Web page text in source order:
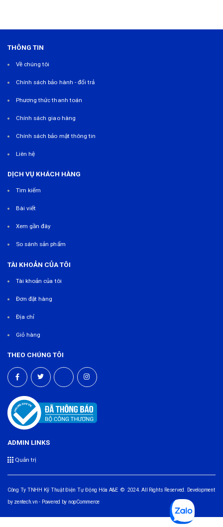
THÔNG TIN
Về chúng tôi
Chính sách bảo hành - đổi trả
Phương thức thanh toán
Chính sách giao hàng
Chính sách bảo mật thông tin
Liên hệ
DỊCH VỤ KHÁCH HÀNG
Tìm kiếm
Bài viết
Xem gần đây
So sánh sản phẩm
TÀI KHOẢN CỦA TÔI
Tài khoản của tôi
Đơn đặt hàng
Địa chỉ
Giỏ hàng
THEO CHÚNG TÔI
ADMIN LINKS
Quản trị
Công Ty TNHH Kỹ Thuật Điện Tự Động Hóa A&E © 2024. All Rights Reserved. Development
by zentech.vn - Powered by nopCommerce